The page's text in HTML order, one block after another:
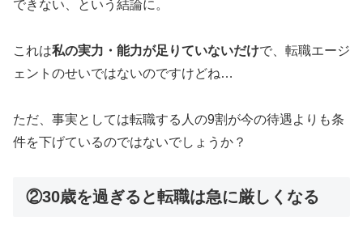
できない、という結論に。
これは私の実力・能力が足りていないだけで、転職エージ
ェントのせいではないのですけどね…
ただ、事実としては転職する人の9割が今の待遇よりも条
件を下げているのではないでしょうか？
②30歳を過ぎると転職は急に厳しくなる